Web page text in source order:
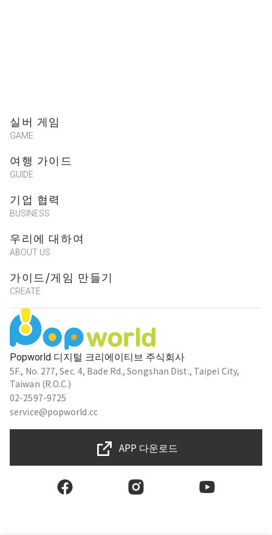
Popworld 디지털 크리에이티브 주식회사
5F., No. 277, Sec. 4, Bade Rd., Songshan Dist., Taipei City,
Taiwan (R.O.C.)
02-2597-9725
service@popworld.cc
실버 게임
GAME
여행 가이드
GUIDE
기업 협력
BUSINESS
우리에 대하여
ABOUT US
가이드/게임 만들기
CREATE
APP 다운로드